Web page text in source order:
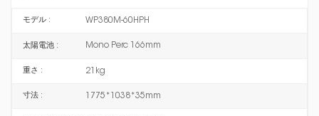
モデル : WP380M-60HPH
太陽電池 : Mono Perc 166mm
重さ : 21kg
寸法 : 1775*1038*35mm